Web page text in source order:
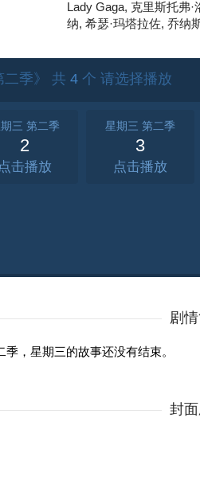
Lady Gaga, 克里斯托弗
纳, 希瑟·玛塔拉佐, 乔纳
二季》 共 4 个 请选择播放
三 第二季
2
点击
星期三 第二季
3
点击
剧
，星期三的故事还没有结束。
封